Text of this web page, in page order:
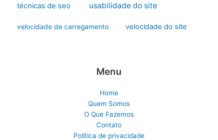
técnicas de seo usabilidade do site
velocidade de carregamento velocidade do site
Menu
Home
Quem Somos
O Que Fazemos
Contato
Política de privacidade